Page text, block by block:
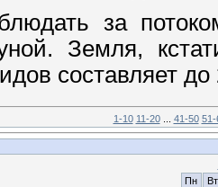
за
Земля,
составляет до
1-10 11-20 41-50 51-
Пн
Вт